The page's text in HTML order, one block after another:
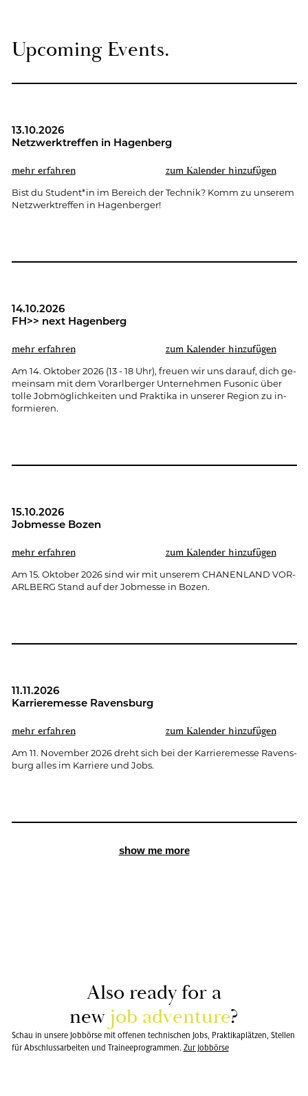
Up­co­ming Events.
13.10.2026
Netz­werk­tref­fen in Ha­gen­berg
mehr er­fah­ren zum Ka­len­der hin­zu­fü­gen
Bist du Stu­dent*in im Be­reich der Tech­nik? Komm zu un­se­rem
Netz­werk­tref­fen in Ha­gen­ber­ger!
14.10.2026
FH>> next Ha­gen­berg
mehr er­fah­ren zum Ka­len­der hin­zu­fü­gen
Am 14. Ok­to­ber 2026 (13 - 18 Uhr), freu­en wir uns dar­auf, dich ge­
mein­sam mit dem Vor­arl­ber­ger Un­ter­neh­men Fu­so­nic über
tolle Job­mög­lich­kei­ten und Prak­ti­ka in un­se­rer Re­gi­on zu in­
for­mie­ren.
15.10.2026
Job­mes­se Bozen
mehr er­fah­ren zum Ka­len­der hin­zu­fü­gen
Am 15. Ok­to­ber 2026 sind wir mit un­se­rem CHA­NEN­LAND VOR­
ARL­BERG Stand auf der Job­mes­se in Bozen.
11.11.2026
Kar­rie­re­mes­se Ra­vens­burg
mehr er­fah­ren zum Ka­len­der hin­zu­fü­gen
Am 11. No­vem­ber 2026 dreht sich bei der Kar­rie­re­mes­se Ra­vens­
burg alles im Kar­rie­re und Jobs.
show me more
Also ready for a
new job ad­ven­ture?
Schau in unsere Jobbörse mit offenen technischen Jobs, Praktikaplätzen, Stellen
für Abschlussarbeiten und Traineeprogrammen. Zur Job­bör­se